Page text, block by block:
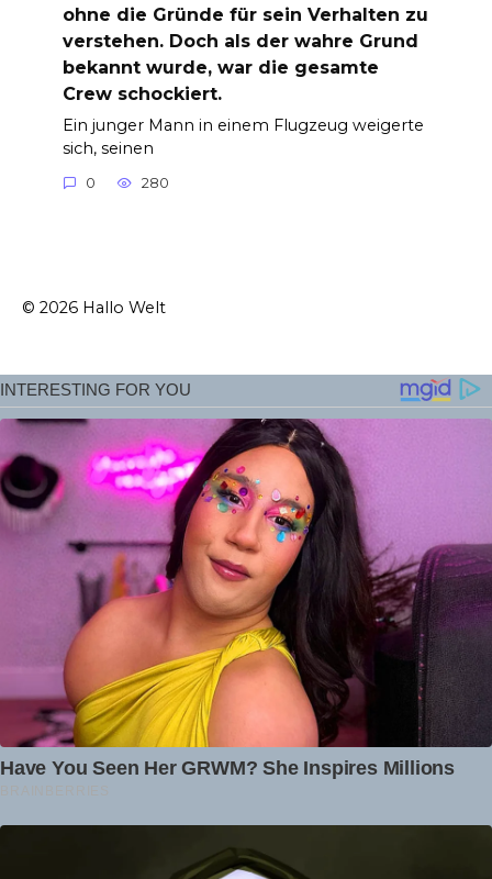
ohne die Gründe für sein Verhalten zu
verstehen. Doch als der wahre Grund
bekannt wurde, war die gesamte
Crew schockiert.
Ein junger Mann in einem Flugzeug weigerte
sich, seinen
0 280
© 2026 Hallo Welt